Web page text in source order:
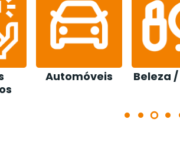
Beleza / Saúde